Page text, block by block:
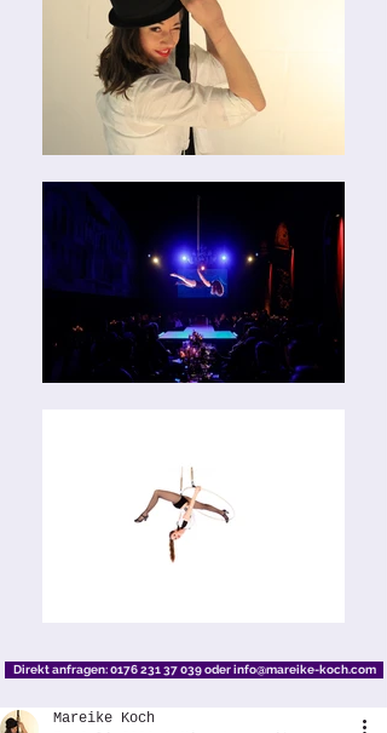
Direkt anfragen: 0176 231 37 039 oder info@mareike-koch.com
Mareike Koch